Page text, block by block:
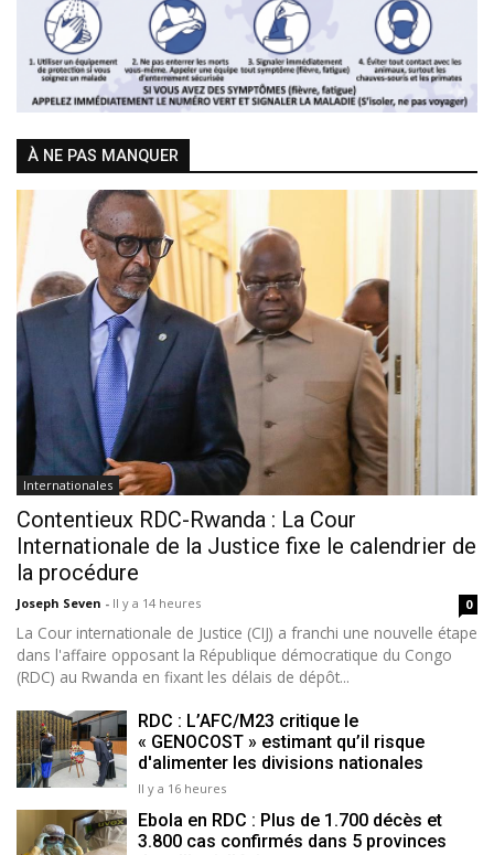
À NE PAS MANQUER
Internationales
Contentieux RDC-Rwanda : La Cour
Internationale de la Justice fixe le calendrier de
la procédure
Joseph Seven - Il y a 14 heures 0
La Cour internationale de Justice (CIJ) a franchi une nouvelle étape
dans l'affaire opposant la République démocratique du Congo
(RDC) au Rwanda en fixant les délais de dépôt...
RDC : L’AFC/M23 critique le
« GENOCOST » estimant qu’il risque
d'alimenter les divisions nationales
Il y a 16 heures
Ebola en RDC : Plus de 1.700 décès et
3.800 cas confirmés dans 5 provinces